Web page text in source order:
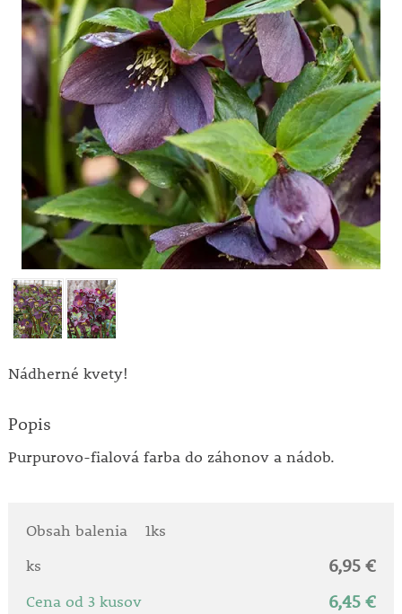
Nádherné kvety!
Popis
Purpurovo-fialová farba do záhonov a nádob.
Obsah balenia
1ks
ks
6,95 €
Cena od 3 kusov 6,45 €